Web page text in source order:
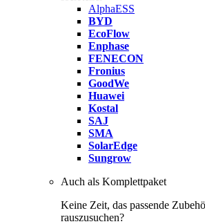
AlphaESS
BYD
EcoFlow
Enphase
FENECON
Fronius
GoodWe
Huawei
Kostal
SAJ
SMA
SolarEdge
Sungrow
Auch als Komplettpaket
Keine Zeit, das passende
rauszusuchen?